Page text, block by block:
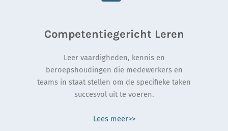
Competentiegericht Leren
Leer vaardigheden, kennis en
beroepshoudingen die medewerkers en
teams in staat stellen om de specifieke taken
succesvol uit te voeren.
Lees meer>>